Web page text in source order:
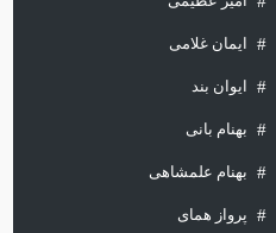
ایمان غلامی
ایوان بند
بهنام بانی
بهنام علمشاهی
پرواز همای